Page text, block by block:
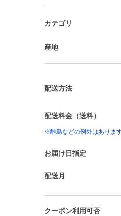
カテゴリ
産地
配送方法
配送料金（送料）
※離島などの例外はありま
お届け日指定
配送月
クーポン利用可否